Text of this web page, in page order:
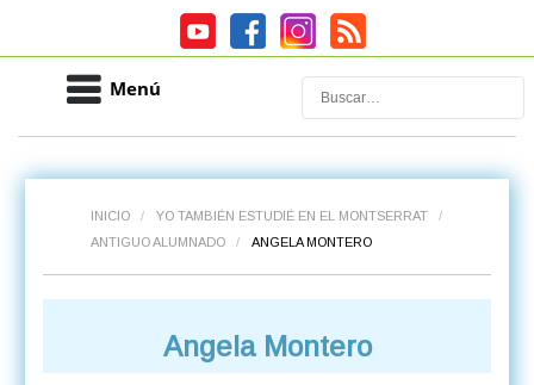
Menú Buscar
INICIO / YO TAMBIÉN ESTUDIÉ EN EL MONTSERRAT
/
ANTIGUO ALUMNADO
/ ANGELA MONTERO
Angela Montero